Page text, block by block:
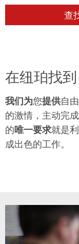
查
在纽珀找
我们为您提供自
的激情，主动完
的唯一要求就是
成出色的工作。